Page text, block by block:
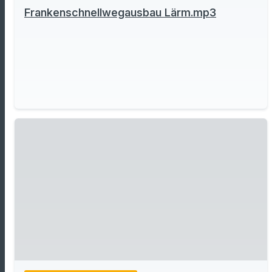
Frankenschnellwegausbau Lärm.mp3